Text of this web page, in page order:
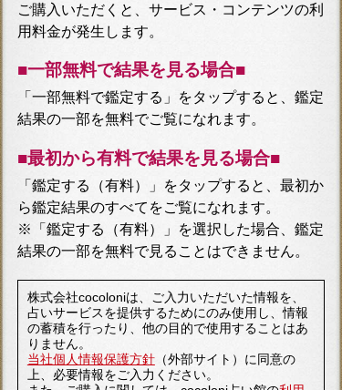
ご購入いただくと、サービス・コンテンツの利
用料金が発生します。
■一部無料で結果を見る場合■
「一部無料で鑑定する」をタップすると、鑑定
結果の一部を無料でご覧になれます。
■最初から有料で結果を見る場合■
「鑑定する（有料）」をタップすると、最初か
ら鑑定結果のすべてをご覧になれます。
※「鑑定する（有料）」を選択した場合、鑑定
結果の一部を無料で見ることはできません。
株式会社cocoloniは、ご入力いただいた情報を、
占いサービスを提供するためにのみ使用し、情報
の蓄積を行ったり、他の目的で使用することはあ
りません。
当社個人情報保護方針（外部サイト）に同意の
上、必要情報をご入力ください。